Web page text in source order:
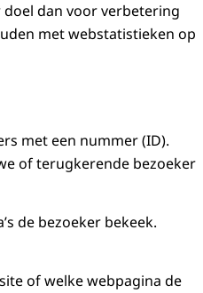
dan voor verbetering
met webstatistieken op
met een nummer (ID).
of terugkerende bezoeker
de bezoeker bekeek.
of welke webpagina de